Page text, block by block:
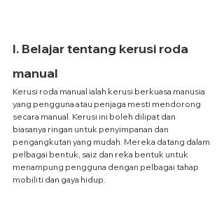
I. Belajar tentang kerusi roda
manual
Kerusi roda manual ialah kerusi berkuasa manusia
yang pengguna atau penjaga mesti mendorong
secara manual. Kerusi ini boleh dilipat dan
biasanya ringan untuk penyimpanan dan
pengangkutan yang mudah. Mereka datang dalam
pelbagai bentuk, saiz dan reka bentuk untuk
menampung pengguna dengan pelbagai tahap
mobiliti dan gaya hidup.